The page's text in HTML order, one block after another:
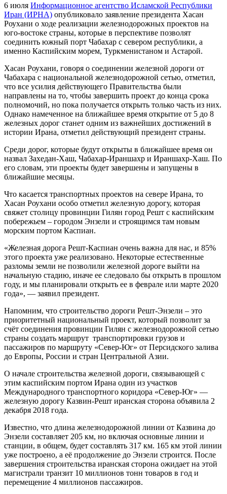
6 июля Информационное агентство Исламской Республики
Иран (ИРНА) опубликовало заявление президента Хасан
Роухани о ходе реализации железнодорожных проектов на
юго-востоке страны, которые в перспективе позволят
соединить южный порт Чабахар с севером республики, а
именно Каспийским морем, Туркменистаном и Астарой.
Хасан Роухани, говоря о соединении железной дороги от
Чабахара с национальной железнодорожной сетью, отметил,
что все усилия действующего Правительства были
направлены на то, чтобы завершить проект до конца срока
полномочий, но пока получается открыть только часть из них.
Однако намеченное на ближайшее время открытие от 5 до 8
железных дорог станет одним из важнейших достижений в
истории Ирана, отметил действующий президент страны.
Среди дорог, которые будут открыты в ближайшее время он
назвал Захедан-Хаш, Чабахар-Ираншахр и Ираншахр-Хаш. По
его словам, эти проекты будет завершены и запущены в
ближайшие месяцы.
Что касается транспортных проектов на севере Ирана, то
Хасан Роухани особо отметил железную дорогу, которая
свяжет столицу провинции Гилян город Решт с каспийским
побережьем – городом Энзели и строящимся там новым
морским портом Каспиан.
«Железная дорога Решт-Каспиан очень важна для нас, и 85%
этого проекта уже реализовано. Некоторые естественные
разломы земли не позволили железной дороге выйти на
начальную стадию, иначе ее следовало бы открыть в прошлом
году, и мы планировали открыть ее в феврале или марте 2020
года», — заявил президент.
Напомним, что строительство дороги Решт-Энзели – это
приоритетный национальный проект, который позволит за
счёт соединения провинции Гилян с железнодорожной сетью
страны создать маршрут транспортировки грузов и
пассажиров по маршруту «Север-Юг» от Персидского залива
до Европы, России и стран Центральной Азии.
О начале строительства железной дороги, связывающей с
этим каспийским портом Ирана один из участков
Международного транспортного коридора «Север-Юг» —
железную дорогу Казвин-Решт иранская сторона объявила 2
декабря 2018 года.
Известно, что длина железнодорожной линии от Казвина до
Энзели составляет 205 км, но включая основные линии и
станции, в общем, будет составлять 317 км. 165 км этой линии
уже построено, а её продолжение до Энзели строится. После
завершения строительства иранская сторона ожидает на этой
магистрали транзит 10 миллионов тонн товаров в год и
перемещение 4 миллионов пассажиров.